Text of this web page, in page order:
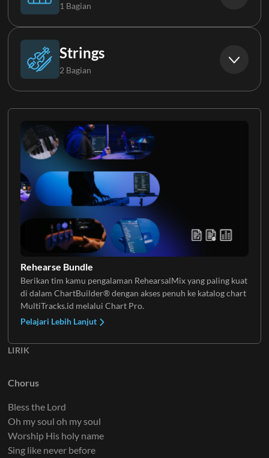
Gitar Elektrik 2
1 Bagian
Piano
Strings
2 Bagian
Rehearse Bundle
Berikan tim kamu pengalaman RehearsalMix yang paling kuat
di dalam ChartBuilder® dengan akses penuh ke katalog chart
MultiTracks.id melalui Chart Pro.
Pelajari Lebih Lanjut
LIRIK
Chorus
Bless the Lord
Oh my soul oh my soul
Worship His holy name
Sing like never before